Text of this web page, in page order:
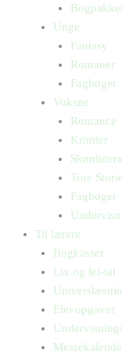
Unge
Fantasy
Romaner
Fagbøger
Voksne
Romance
Krimier
True
Fagbøger
Til lærere
Bogkasser
Lix og let-tal
Elevopgaver